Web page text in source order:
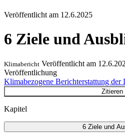
Veröffentlicht am 12.6.2025
6 Ziele und
Klimabericht Veröffentlicht am
Veröffentlichung
Klimabezogene Berichterstattung der
Zitieren
Kapitel
6 Ziele und